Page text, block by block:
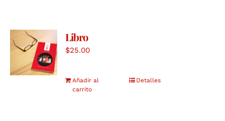
Libro
$25.00
Añadir al
carrito
Detalles